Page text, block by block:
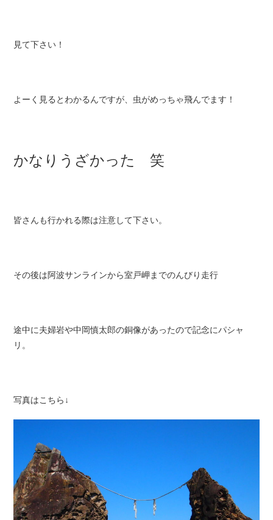
見て下さい！
よーく見るとわかるんですが、 虫がめっちゃ飛んでます ！
かなりうざかった 笑
皆さんも行かれる際は注意して下さい。
その後は阿波サンラインから室戸岬 までのんびり走行
途中に夫婦岩や中岡慎太郎の銅像があったので記念にパシャ
リ。
写真はこちら↓